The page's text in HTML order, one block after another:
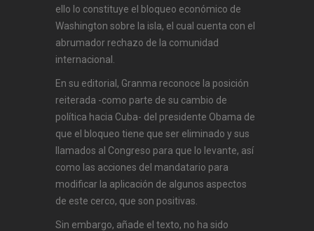
ello lo constituye el bloqueo económico de
Washington sobre la isla, el cual cuenta con el
abrumador rechazo de la comunidad
internacional.
En su editorial, Granma reconoce la posición
reiterada -como parte de su cambio de
política hacia Cuba- del presidente Obama de
que el bloqueo tiene que ser eliminado y sus
llamados al Congreso para que lo levante, así
como las acciones del mandatario para
modificar la aplicación de algunos aspectos
de este cerco, que son positivas.
Sin embargo, añade el texto, no ha sido